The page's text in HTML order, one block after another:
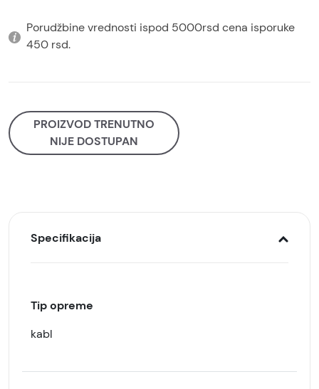
Porudžbine vrednosti ispod 5000rsd cena isporuke
450 rsd.
PROIZVOD TRENUTNO
NIJE DOSTUPAN
Specifikacija
Tip opreme
kabl